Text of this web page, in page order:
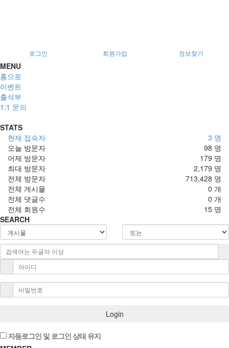
로그인 회원가입 정보찾기
MENU
홈으로
이벤트
출석부
1:1 문의
STATS
3 명
현재 접속자
98 명
오늘 방문자
179 명
어제 방문자
2,179 명
최대 방문자
713,428 명
전체 방문자
0 개
전체 게시물
0 개
전체 댓글수
15 명
전체 회원수
SEARCH
Login
자동로그인 및 로그인 상태 유지